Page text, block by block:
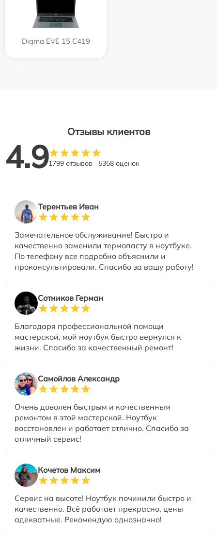
Digma EVE 15 C419
Отзывы клиентов
4.91799 отзывов 5358 оценок
Терентьев Иван
Замечательное обслуживание! Быстро и
качественно заменили термопасту в ноутбуке.
По телефону все подробно объяснили и
проконсультировали. Спасибо за вашу работу!
Сотников Герман
Благодаря профессиональной помощи
мастерской, мой ноутбук быстро вернулся к
жизни. Спасибо за качественный ремонт!
Самойлов Александр
Очень доволен быстрым и качественным
ремонтом в этой мастерской. Ноутбук
восстановлен и работает отлично. Спасибо за
отличный сервис!
Кочетов Максим
Сервис на высоте! Ноутбук починили быстро и
качественно. Всё работает прекрасно, цены
адекватные. Рекомендую однозначно!